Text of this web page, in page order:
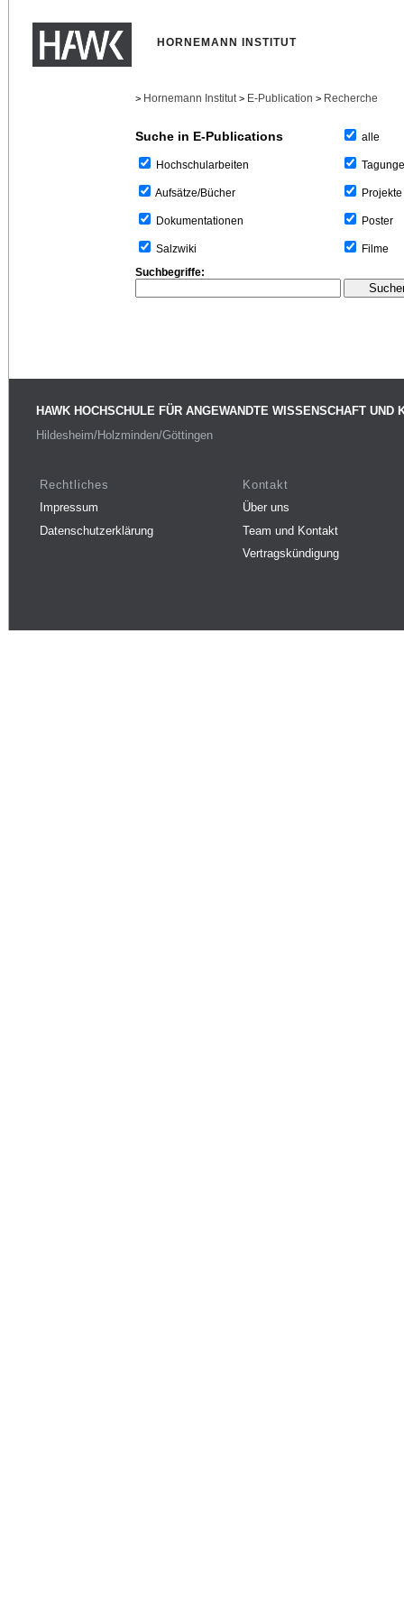
HORNEMANN INSTITUT
> Hornemann Institut > E-Publication > Recherche
Suche in E-Publications
Hochschularbeiten
Aufsätze/Bücher
Dokumentationen
Salzwiki
alle
Projekte
Poster
Filme
Suchbegriffe:
HAWK HOCHSCHULE FÜR ANGEWANDTE WISSENSCHAFT UND
Hildesheim/Holzminden/Göttingen
Rechtliches
Impressum
Datenschutzerklärung
Kontakt
Über uns
Team und Kontakt
Vertragskündigung